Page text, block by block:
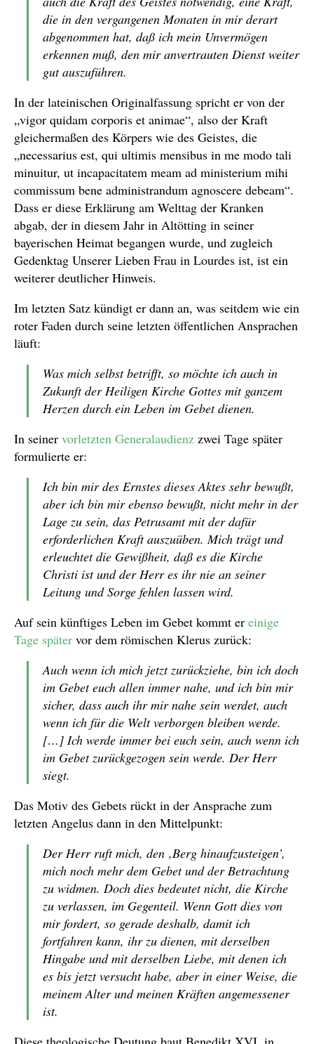
die in den vergangenen Monaten in mir derart
abgenommen hat, daß ich mein Unvermögen
erkennen muß, den mir anvertrauten Dienst weiter
gut auszuführen.
In der lateinischen Originalfassung spricht er von der
„vigor quidam corporis et animae“, also der Kraft
gleichermaßen des Körpers wie des Geistes, die
„necessarius est, qui ultimis mensibus in me modo tali
minuitur, ut incapacitatem meam ad ministerium mihi
commissum bene administrandum agnoscere debeam“.
Dass er diese Erklärung am Welttag der Kranken
abgab, der in diesem Jahr in Altötting in seiner
bayerischen Heimat begangen wurde, und zugleich
Gedenktag Unserer Lieben Frau in Lourdes ist, ist ein
weiterer deutlicher Hinweis.
Im letzten Satz kündigt er dann an, was seitdem wie ein
roter Faden durch seine letzten öffentlichen Ansprachen
läuft:
Was mich selbst betrifft, so möchte ich auch in
Zukunft der Heiligen Kirche Gottes mit ganzem
Herzen durch ein Leben im Gebet dienen.
In seiner vorletzten Generalaudienz zwei Tage später
formulierte er:
Ich bin mir des Ernstes dieses Aktes sehr bewußt,
aber ich bin mir ebenso bewußt, nicht mehr in der
Lage zu sein, das Petrusamt mit der dafür
erforderlichen Kraft auszuüben. Mich trägt und
erleuchtet die Gewißheit, daß es die Kirche
Christi ist und der Herr es ihr nie an seiner
Leitung und Sorge fehlen lassen wird.
Auf sein künftiges Leben im Gebet kommt er einige
Tage später vor dem römischen Klerus zurück:
Auch wenn ich mich jetzt zurückziehe, bin ich doch
im Gebet euch allen immer nahe, und ich bin mir
sicher, dass auch ihr mir nahe sein werdet, auch
wenn ich für die Welt verborgen bleiben werde.
[…] Ich werde immer bei euch sein, auch wenn ich
im Gebet zurückgezogen sein werde. Der Herr
siegt.
Das Motiv des Gebets rückt in der Ansprache zum
letzten Angelus dann in den Mittelpunkt:
Der Herr ruft mich, den ‚Berg hinaufzusteigen’,
mich noch mehr dem Gebet und der Betrachtung
zu widmen. Doch dies bedeutet nicht, die Kirche
zu verlassen, im Gegenteil. Wenn Gott dies von
mir fordert, so gerade deshalb, damit ich
fortfahren kann, ihr zu dienen, mit derselben
Hingabe und mit derselben Liebe, mit denen ich
es bis jetzt versucht habe, aber in einer Weise, die
meinem Alter und meinen Kräften angemessener
ist.